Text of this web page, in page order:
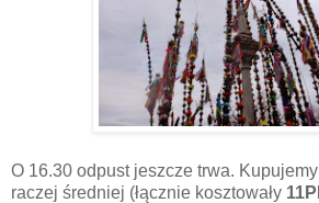
O 16.30 odpust jeszcze trwa.
raczej średniej (łącznie kosztowały